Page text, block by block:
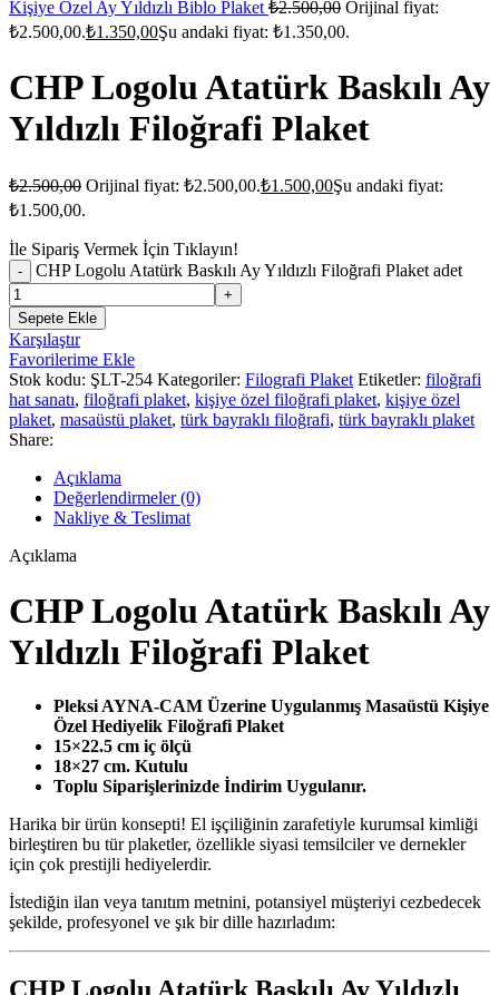
Kişiye Özel Ay Yıldızlı Biblo Plaket ₺2.500,00 Orijinal fiyat:
₺2.500,00.₺1.350,00Şu andaki fiyat: ₺1.350,00.
CHP Logolu Atatürk Baskılı Ay
Yıldızlı Filoğrafi Plaket
₺2.500,00 Orijinal fiyat: ₺2.500,00.₺1.500,00Şu andaki fiyat:
₺1.500,00.
İle Sipariş Vermek İçin Tıklayın!
CHP Logolu Atatürk Baskılı Ay Yıldızlı Filoğrafi Plaket adet
Sepete Ekle
Karşılaştır
Favorilerime Ekle
Stok kodu: ŞLT-254 Kategoriler: Filografi Plaket Etiketler: filoğrafi
hat sanatı, filoğrafi plaket, kişiye özel filoğrafi plaket, kişiye özel
plaket, masaüstü plaket, türk bayraklı filoğrafi, türk bayraklı plaket
Share:
Açıklama
Değerlendirmeler (0)
Nakliye & Teslimat
Açıklama
CHP Logolu Atatürk Baskılı Ay
Yıldızlı Filoğrafi Plaket
Pleksi AYNA-CAM Üzerine Uygulanmış Masaüstü Kişiye
Özel Hediyelik Filoğrafi Plaket
15×22.5 cm iç ölçü
18×27 cm. Kutulu
Toplu Siparişlerinizde İndirim Uygulanır.
Harika bir ürün konsepti! El işçiliğinin zarafetiyle kurumsal kimliği
birleştiren bu tür plaketler, özellikle siyasi temsilciler ve dernekler
için çok prestijli hediyelerdir.
İstediğin ilan veya tanıtım metnini, potansiyel müşteriyi cezbedecek
şekilde, profesyonel ve şık bir dille hazırladım: